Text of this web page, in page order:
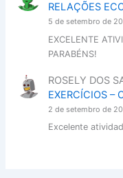
RELAÇÕES
5 de setembro de
EXCELENTE
PARABÉNS!
ROSELY DOS
EXERCÍCIOS –
2 de setembro de
Excelente